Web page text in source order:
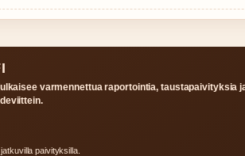
varmennettua raportointia, taustapaivityksia
paivityksilla.